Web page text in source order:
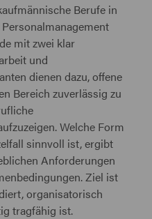
Berufe in
mit zwei klar
und
dienen dazu, offene
Bereich zuverlässig zu
Welche Form
sinnvoll ist, ergibt
Anforderungen
Ziel ist
organisatorisch
tragfähig ist.